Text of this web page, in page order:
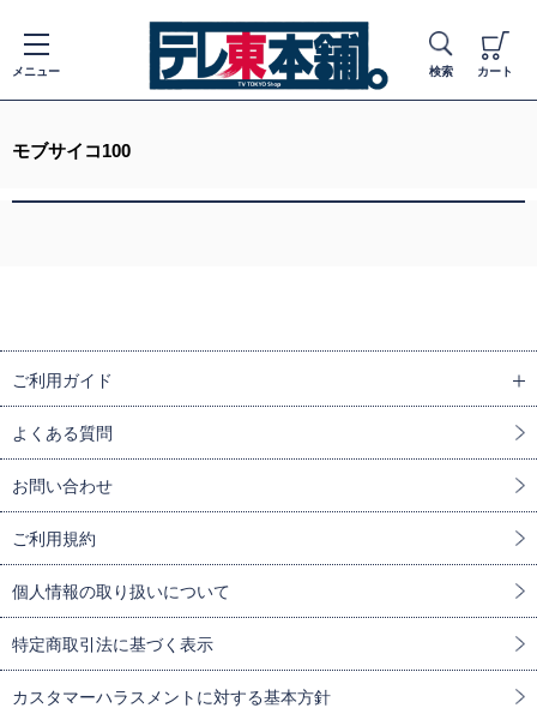
メニュー 検索 カート
モブサイコ100
ご利用ガイド
よくある質問
お問い合わせ
ご利用規約
個人情報の取り扱いについて
特定商取引法に基づく表示
カスタマーハラスメントに対する基本方針